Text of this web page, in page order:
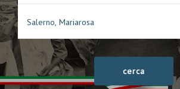
Salerno, Mariarosa